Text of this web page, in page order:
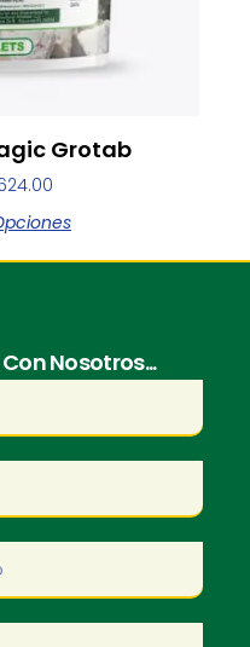
Grotab
Nosotros...